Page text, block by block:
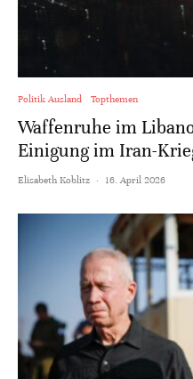
Politik Ausland Topthemen
Waffenruhe im
Einigung im Iran-
Elisabeth Koblitz · 16. April 2026